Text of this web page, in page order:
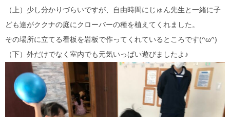
（上）少し分かりづらいですが、自由時間にじゅん先生と一緒に子
ども達がククナの庭にクローバーの種を植えてくれました。
その場所に立てる看板を岩板で作ってくれているところです(^ω^)
（下）外だけでなく室内でも元気いっぱい遊びましたよ♪